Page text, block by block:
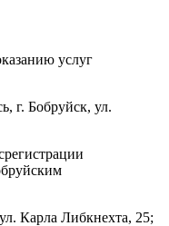
услуг
г. Бобруйск, ул.
Карла Либкнехта, 25;